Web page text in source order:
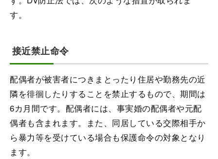
す。
接近禁止命令
配偶者が被害者につきまとったり住居や勤務先の近
隣を徘徊したりすることを禁止するもので、期間は
6カ月間です。配偶者には、事実婚の配偶者や元配
偶者も含まれます。また、同居している交際相手か
ら暴力等を受けている場合も保護命令の対象となり
ます。